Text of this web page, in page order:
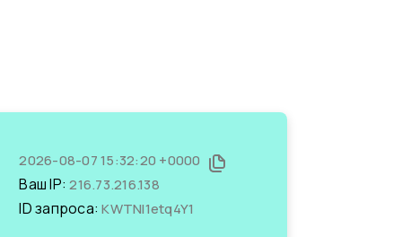
2026-08-07 15:32:20 +0000
Ваш IP:216.73.216.138
ID запроса:KWTNl1etq4Y1